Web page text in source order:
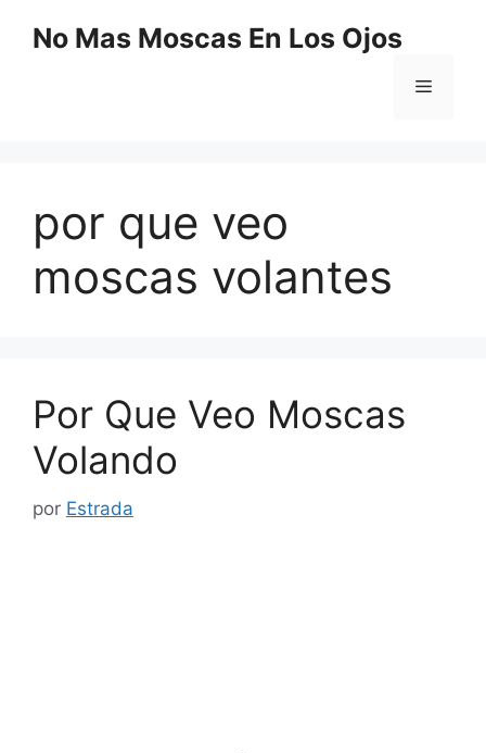
No Mas Moscas En Los Ojos
Menú
por que veo
moscas volantes
Por Que Veo Moscas
Volando
por Estrada